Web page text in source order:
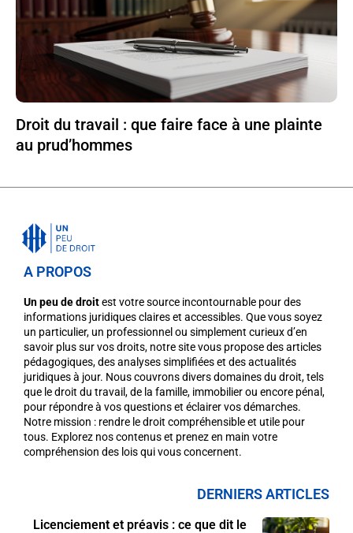
Droit du travail : que faire face à une plainte
au prud’hommes
A PROPOS
Un peu de droitest votre source incontournable pour des
informations juridiques claires et accessibles. Que vous soyez
un particulier, un professionnel ou simplement curieux d’en
savoir plus sur vos droits, notre site vous propose des articles
pédagogiques, des analyses simplifiées et des actualités
juridiques à jour. Nous couvrons divers domaines du droit, tels
que le droit du travail, de la famille, immobilier ou encore pénal,
pour répondre à vos questions et éclairer vos démarches.
Notre mission : rendre le droit compréhensible et utile pour
tous. Explorez nos contenus et prenez en main votre
compréhension des lois qui vous concernent.
DERNIERS ARTICLES
Licenciement et préavis : ce que dit le